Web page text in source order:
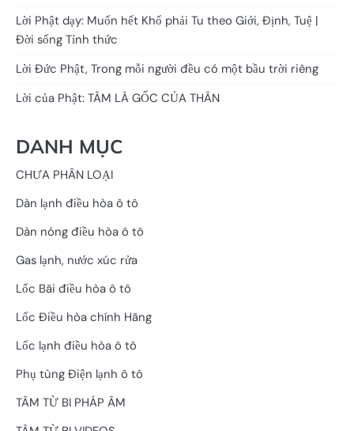
Lời Phật dạy: Muốn hết Khổ phải Tu theo Giới, Định, Tuệ |
Đời sống Tỉnh thức
Lời Đức Phật, Trong mỗi người đều có một bầu trời riêng
Lời của Phật: TÂM LÀ GỐC CỦA THÂN
DANH MỤC
CHƯA PHÂN LOẠI
Dàn lạnh điều hòa ô tô
Dàn nóng điều hòa ô tô
Gas lạnh, nước xúc rửa
Lốc Bãi điều hòa ô tô
Lốc Điều hòa chính Hãng
Lốc lạnh điều hòa ô tô
Phụ tùng Điện lạnh ô tô
TÂM TỪ BI PHÁP ÂM